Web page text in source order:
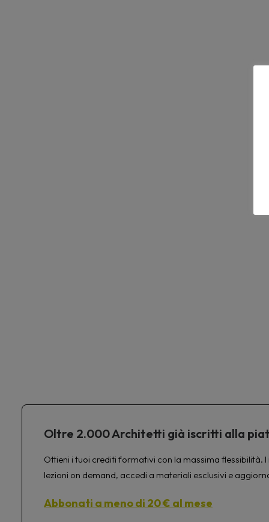
Oltre 2.000 Architetti già iscritti alla
Ottieni i tuoi crediti formativi con la massima
lezioni on demand, accedi a materiali esclusivi e
Abbonati a meno di 20 € al mese